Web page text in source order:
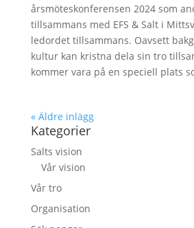
årsmöteskonferensen 2024 som
tillsammans med EFS & Salt i
ledordet tillsammans. Oavsett
kultur kan kristna dela sin tro
kommer vara på en speciell plats
« Äldre inlägg
Kategorier
Salts vision
Vår vision
Vår tro
Organisation